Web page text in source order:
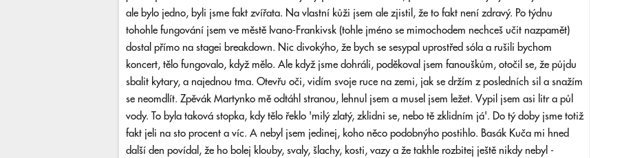
ale bylo jedno, byli jsme fakt zvířata. Na vlastní kůži jsem ale zjistil, že to fakt není zdravý. Po týdnu
tohohle fungování jsem ve městě Ivano-Frankivsk (tohle jméno se mimochodem nechceš učit nazpamět)
dostal přímo na stagei breakdown. Nic divokýho, že bych se sesypal uprostřed sóla a rušili bychom
koncert, tělo fungovalo, když mělo. Ale když jsme dohráli, poděkoval jsem fanouškům, otočil se, že půjdu
sbalit kytary, a najednou tma. Otevřu oči, vidím svoje ruce na zemi, jak se držím z posledních sil a snažím
se neomdlít. Zpěvák Martynko mě odtáhl stranou, lehnul jsem a musel jsem ležet. Vypil jsem asi litr a půl
vody. To byla taková stopka, kdy tělo řeklo 'milý zlatý, zklidni se, nebo tě zklidním já'. Do tý doby jsme totiž
fakt jeli na sto procent a víc. A nebyl jsem jedinej, koho něco podobnýho postihlo. Basák Kuča mi hned
další den povídal, že ho bolej klouby, svaly, šlachy, kosti, vazy a že takhle rozbitej ještě nikdy nebyl -